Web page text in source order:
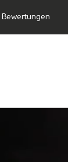
Bewertungen